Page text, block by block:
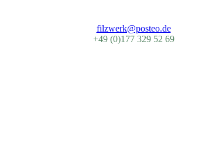
filzwerk@posteo.de
+49 (0)177 329 52 69